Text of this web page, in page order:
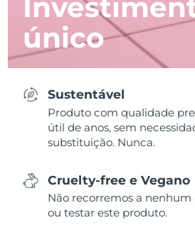
único
Sustentável
Produto com qualidade
útil de anos, sem
substituição. Nunca.
Cruelty-free e Vegano
Não recorremos a
ou testar este produto.